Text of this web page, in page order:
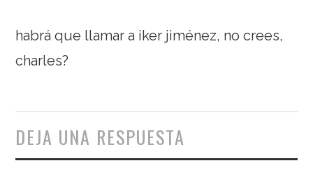
habrá que llamar a iker jiménez, no crees,
charles?
DEJA UNA RESPUESTA